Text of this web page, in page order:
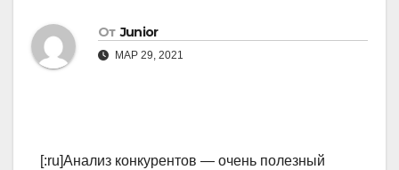
От Junior
МАР 29, 2021
[:ru]Анализ конкурентов — очень полезный